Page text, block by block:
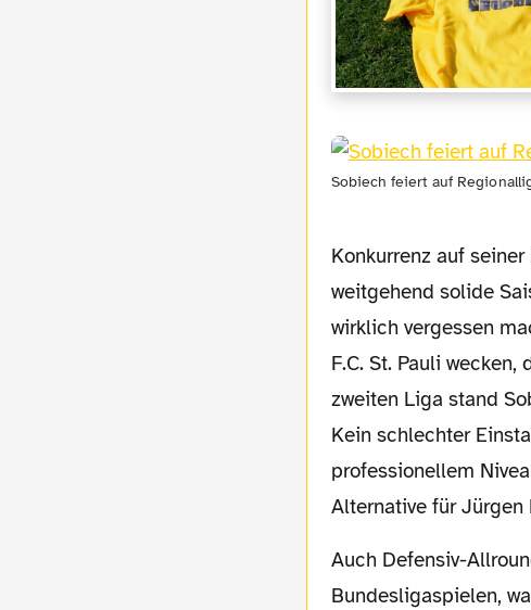
Sobiech feiert auf
Konkurrenz auf
weitgehend solide
wirklich vergessen
F.C. St. Pauli
zweiten Liga stand
Kein schlechter
professionellem
Alternative für
Auch Defensiv-Allrounder Marc Hornschuh (20) bevölkerte öfter die Bank bei
Bundesligaspielen,